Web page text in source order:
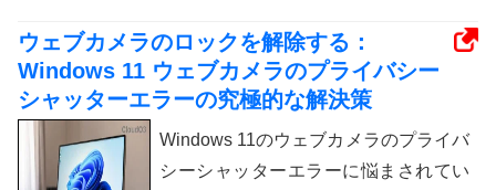
ウェブカメラのロックを解除する：
Windows 11 ウェブカメラのプライバシー
シャッターエラーの究極的な解決策
Windows 11のウェブカメラのプライバ
シーシャッターエラーに悩まされてい